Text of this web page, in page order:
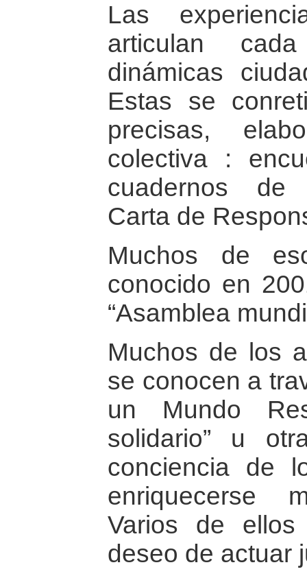
Las
articulan
dinámicas
Estas se
precisas,
colectiva :
cuadernos de
Carta de
Muchos de
conocido en
“Asamblea
Muchos de los
se conocen a
un Mundo
solidario” u
conciencia de
enriquecerse
Varios de
deseo de actuar